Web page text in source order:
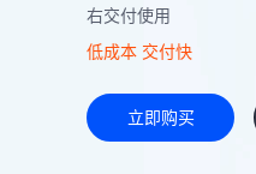
右交付使用
低成本 交付快
立即购买